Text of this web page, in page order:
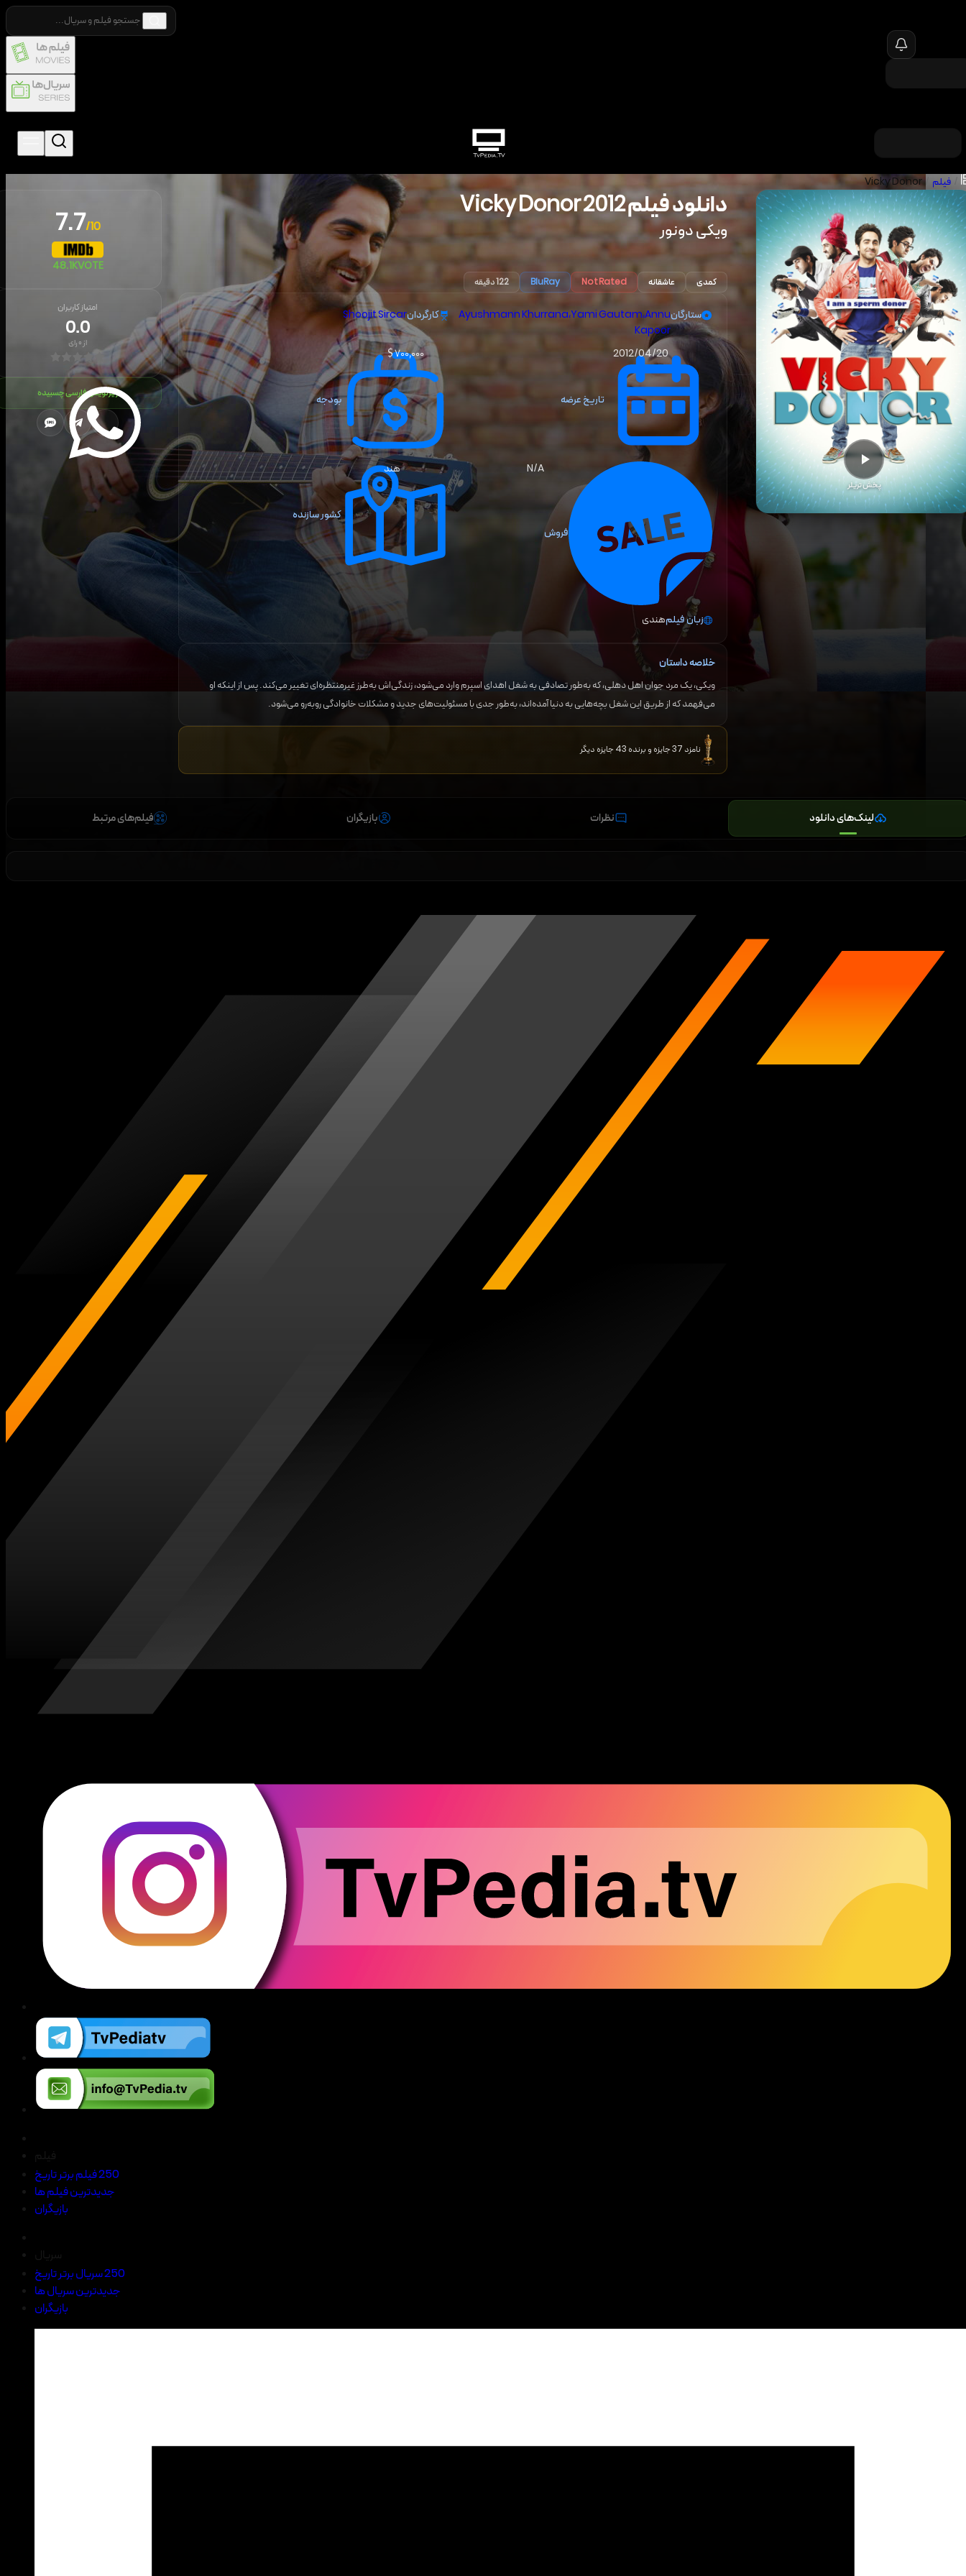
/ فیلم /
Vicky Donor
دانلود فیلم2012
Vicky Donor
ویکی دونور
پخش تریلر
کمدی عاشقانه Not Rated
BluRay 122 دقیقه
ستارگان Ayushmann Khurrana،Yami Gautam،Annu
Kapoor
کارگردانShoojit Sircar
تاریخ عرضه
2012/04/20
بودجه
۷۰۰٬۰۰۰ $
فروش
N/A
کشور سازنده
هند
زبان فیلمهندی
خلاصه داستان
ویکی، یک مرد جوان اهل دهلی، که به‌طور تصادفی به شغل اهدای اسپرم وارد می‌شود، زندگی‌اش به‌طرز غیرمنتظره‌ای تغییر می‌کند. پس از اینکه او
می‌فهمد که از طریق این شغل بچه‌هایی به دنیا آمده‌اند، به‌طور جدی با مسئولیت‌های جدید و مشکلات خانوادگی روبه‌رو می‌شود.
نامزد 37 جایزه و برنده 43 جایزه دیگر
7.7/10
48.1KVOTE
امتیاز کاربران
0.0
از۰رای
زیرنویس فارسی چسبیده
لینک‌های دانلود نظرات بازیگران فیلم‌های مرتبط
250 فیلم برتر تاریخ
جدیدترین فیلم ها
بازیگران
250 سریال برتر تاریخ
جدیدترین سریال ها
بازیگران